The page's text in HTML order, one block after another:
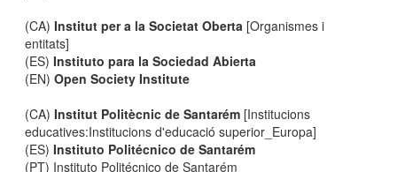
(CA)Institut per a la Societat Oberta [Organismes i
entitats]
(ES)Instituto para la Sociedad Abierta
(EN)Open Society Institute
(CA)Institut Politècnic de Santarém [Institucions
educatives:Institucions d'educació superior_Europa]
(ES)Instituto Politécnico de Santarém
(PT) Instituto Politécnico de Santarém